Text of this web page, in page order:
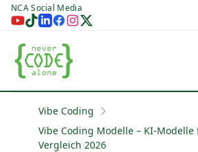
NCA Social Media
Vibe Coding
Vibe Coding Modelle – KI-
Vergleich 2026